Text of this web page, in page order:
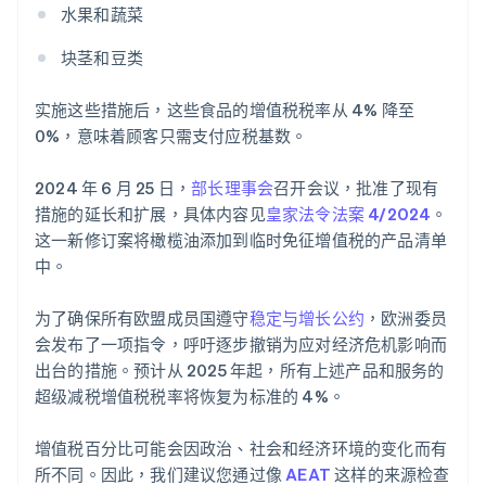
水果和蔬菜
块茎和豆类
实施这些措施后，这些食品的增值税税率从 4% 降至
0%，意味着顾客只需支付应税基数。
2024 年 6 月 25 日，部长理事会召开会议，批准了现有
措施的延长和扩展，具体内容见皇家法令法案 4/2024 。
这一新修订案将橄榄油添加到临时免征增值税的产品清单
中。
为了确保所有欧盟成员国遵守稳定与增长公约 ，欧洲委员
会发布了一项指令，呼吁逐步撤销为应对经济危机影响而
出台的措施。预计从 2025 年起，所有上述产品和服务的
超级减税增值税税率将恢复为标准的 4%。
增值税百分比可能会因政治、社会和经济环境的变化而有
所不同。因此，我们建议您通过像AEAT 这样的来源检查
爱尔兰
English
爱沙尼亚
English
澳大利亚
English